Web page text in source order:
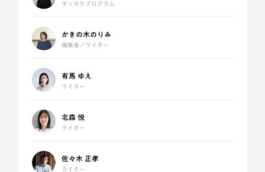
キッカケプログラム
かきの木のりみ
編集者／ライター
有馬 ゆえ
ライター
北森 悦
ライター
佐々木 正孝
ライター